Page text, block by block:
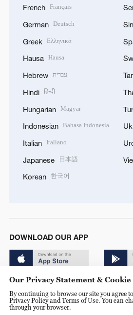
French Français
German Deutsch
Greek Ελληνικά
Hausa Hausa
Hebrew עברית
Hindi हिन्दी
Hungarian Magyar
Indonesian Bahasa Indonesia
Italian Italiano
Japanese 日本語
Korean 한국어
DOWNLOAD OUR APP
© China Radio International.CRI. All
Our Privacy Statement & Cookie
By continuing to browse our site you agree
Privacy Policy and Terms of Use. You can
through your browser.